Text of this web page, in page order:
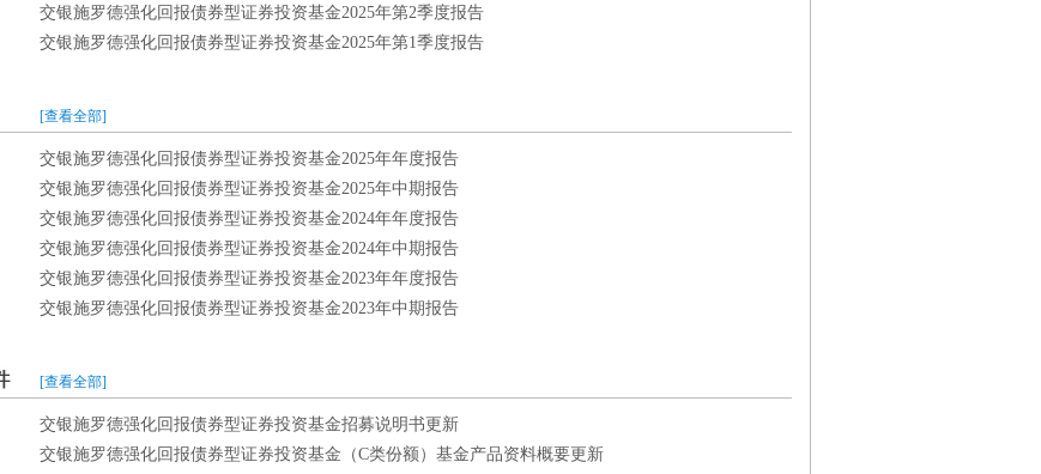
交银施罗德强化回报债券型证券投资基金2025年第2季度报告
交银施罗德强化回报债券型证券投资基金2025年第1季度报告
[查看全部]
交银施罗德强化回报债券型证券投资基金2025年年度报告
交银施罗德强化回报债券型证券投资基金2025年中期报告
交银施罗德强化回报债券型证券投资基金2024年年度报告
交银施罗德强化回报债券型证券投资基金2024年中期报告
交银施罗德强化回报债券型证券投资基金2023年年度报告
交银施罗德强化回报债券型证券投资基金2023年中期报告
[查看全部]
交银施罗德强化回报债券型证券投资基金招募说明书更新
交银施罗德强化回报债券型证券投资基金（C类份额）基金产品资料概要更新